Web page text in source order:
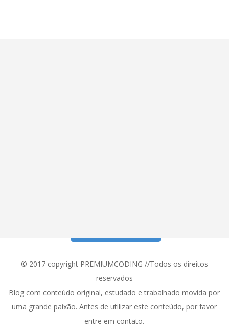
© 2017 copyright PREMIUMCODING //Todos os direitos
reservados
Blog com conteúdo original, estudado e trabalhado movida por
uma grande paixão. Antes de utilizar este conteúdo, por favor
entre em contato.